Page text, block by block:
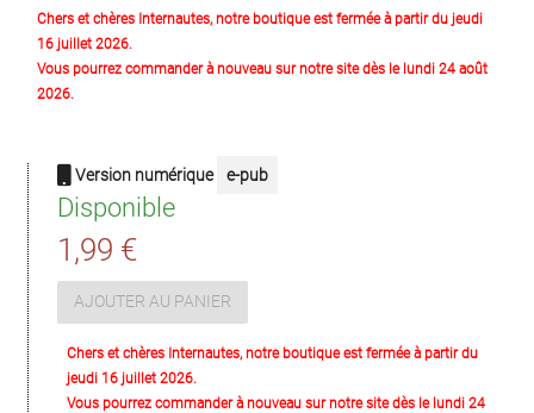
Chers et chères Internautes, notre boutique est fermée à partir du jeudi
16 juillet 2026.
Vous pourrez commander à nouveau sur notre site dès le lundi 24 août
2026.
Version numérique e-pub
Disponible
1,99 €
AJOUTER AU PANIER
Chers et chères Internautes, notre boutique est fermée à partir du
jeudi 16 juillet 2026.
Vous pourrez commander à nouveau sur notre site dès le lundi 24